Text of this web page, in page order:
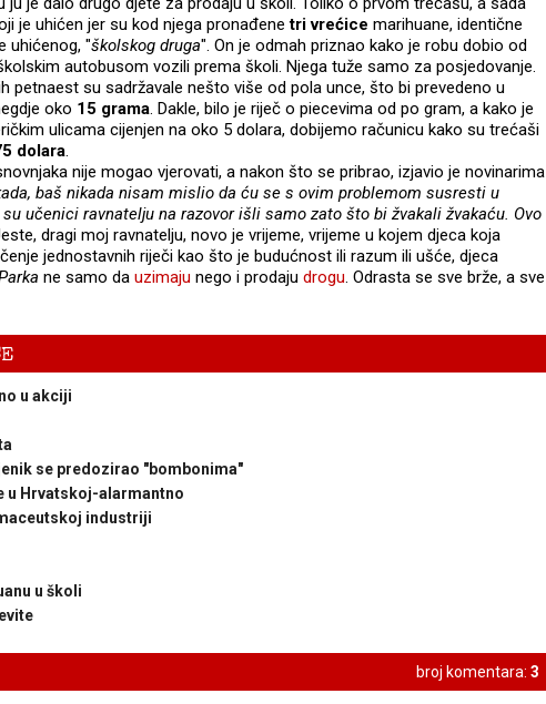
je uhićen jer su kod njega pronađenetri vrećice marihuane, identične
uhićenog, "školskog druga". On je odmah priznao kako je robu dobio od
autobusom vozili prema školi. Njega tuže samo za posjedovanje.
petnaest su sadržavale nešto više od pola unce, što bi prevedeno u
oko 15 grama. Dakle, bilo je riječ o piecevima od po gram, a kako je
ulicama cijenjen na oko 5 dolara, dobijemo računicu kako su trećaši
dolara.
nije mogao vjerovati, a nakon što se pribrao, izjavio je novinarima
baš nikada nisam mislio da ću se s ovim problemom susresti u
učenici ravnatelju na razovor išli samo zato što bi žvakali žvakaću. Ovo
dragi moj ravnatelju, novo je vrijeme, vrijeme u kojem djeca koja
jednostavnih riječi kao što je budućnost ili razum ili ušće, djeca
ne samo da uzimaju nego i prodaju drogu. Odrasta se sve brže, a sve
u akciji
se predozirao "bombonima"
u Hrvatskoj-alarmantno
industriji
u školi
broj komentara: 3